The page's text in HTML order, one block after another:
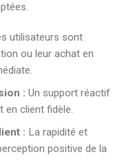
utilisateurs sont
ou leur achat en
: Un support réactif
en client fidèle.
: La rapidité et
positive de la